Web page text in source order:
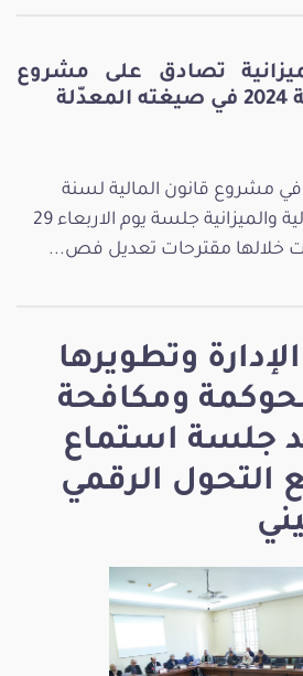
وتطويرها
ومكافحة
جلسة استماع
التحول الرقمي
تصادق على مشروع
مشروع قانون المالية لسنة
2024، عقدت لجنة المالية والميزانية جلسة يوم الاربعاء 29